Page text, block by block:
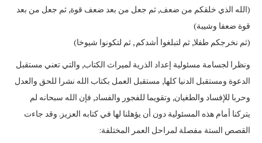
(الله الذي خلقكم من ضعف, ثم جعل من بعد ضعف قوة, ثم جعل من بعد
قوة ضعفا وشيبة)
(ثم نخرجكم طفلا, ثم لتبلغوا أشدكم , ثم لتكونوا شيوخا)
ونظرا لجسامة مسئولية إعداد الذرية لميراث الكتاب, والتي تعني مستقبل
الدعوة ومستقبل الدنيا كلها, مستقبل العمل بكتاب الله نشرا للحق والعدل
وحربا للإفساد والطغيان, وتقويما للفجور والفساد, فإن الله سبحانه لم
يتركنا أمام هذه المسئولية دون أن يؤهلنا لها في كتابه العزيز. وقد جاءت
القصص الستة مفصلة لمراحل العمر المختلفة: